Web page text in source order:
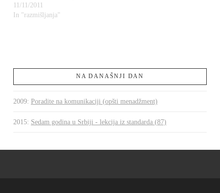
11/11/2011
In "razmišljanja"
NA DANAŠNJI DAN
2009: Poradite na komunikaciji (opšti menadžment)
2015: Sedam godina u Srbiji - lekcija iz standarda (87)